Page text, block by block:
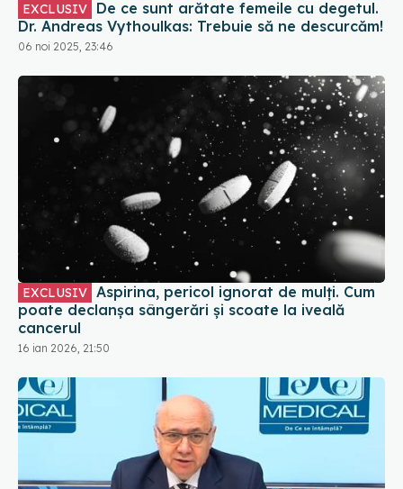
EXCLUSIV
Dr. Andreas Vythoulkas: Trebuie să ne descurcăm!
06 noi 2025, 23:46
EXCLUSIV
poate declanșa sângerări și scoate la iveală
cancerul
16 ian 2026, 21:50